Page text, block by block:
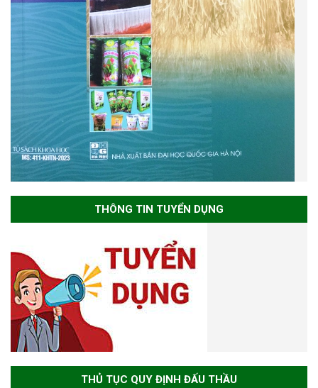
THÔNG TIN TUYỂN DỤNG
THỦ TỤC QUY ĐỊNH ĐẤU THẦU